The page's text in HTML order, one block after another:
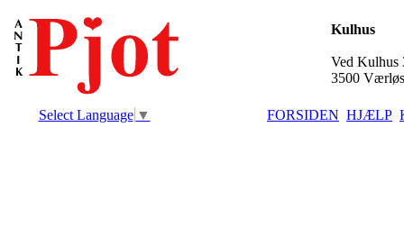
Kulhus
Ved Kulhus
3500
Select Language ▼ FORSIDEN HJÆLP